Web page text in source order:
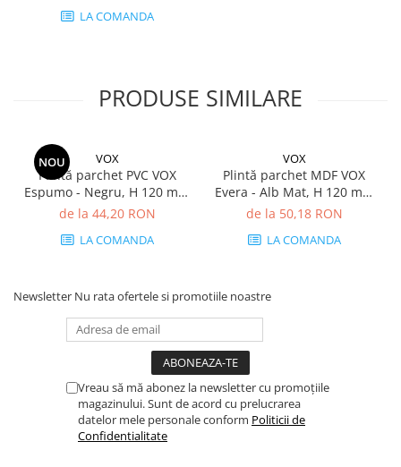
LA COMANDA
PRODUSE SIMILARE
NOU VOX
Plintă parchet PVC VOX
Espumo - Negru, H 120 mm
× L 2400 mm, grosime 16
de la 44,20 RON
LA COMANDA
VOX
Plintă parchet MDF VOX
Evera - Alb Mat, H 120 mm
× L 2400 mm, grosime 16
de la 50,18 RON
LA COMANDA
Newsletter Nu rata ofertele si promotiile noastre
Vreau să mă abonez la newsletter cu promoțiile
magazinului. Sunt de acord cu prelucrarea
datelor mele personale conform Politicii de
Confidentialitate